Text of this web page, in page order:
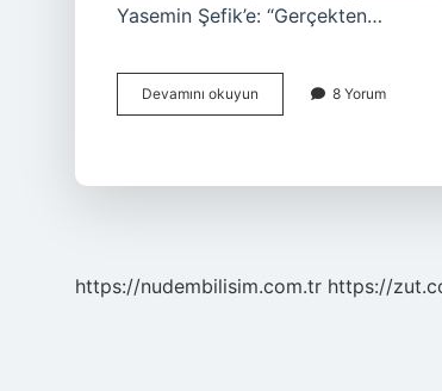
Yasemin Şefik’e: “Gerçekten…
Devamını okuyun
Türkmen
8 Yorum
https://nudembilisim.com.tr https://